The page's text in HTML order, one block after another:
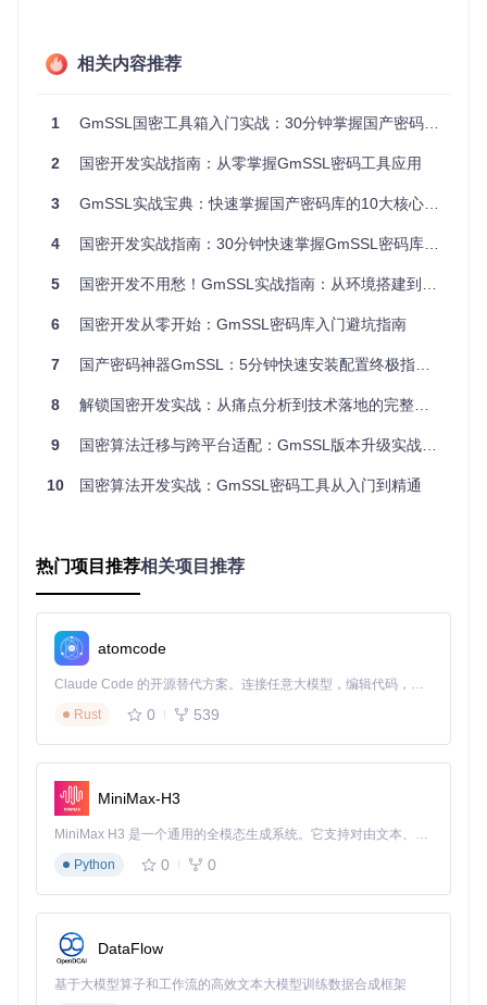
核心特性如何满足国密开发需求？
特性。它采用模块化设计，将核心算法、开发接口和工具程序
清晰分离，既保证了代码的可维护性，又为开发者提供了灵活
的使用方式。无论是对称加密、非对称加密还是哈希算法，G
mSSL都提供了高效的实现，并且支持多种工作模式，满足不
同场景的安全需求。此外，GmSSL还提供了完善的SSL协议
实现，确保网络通信的安全性。
算法应用场景对比表
算法类
代表
算法
应用场景 优势
非对称
SM2
数字签名、密钥
安全性高，密钥长
哈希算
法
数据完整性校
验、数字签名
抗碰撞性强，适合
国密场景
密
SM4
加密
数据处理
标识密
SM9
身份认证、密钥
管理
无需证书，简化密
钥管理
GmSSL采用模块化设计，核心算法、接口和工具分离
支持多种国密算法，满足不同场景的安全需求
提供完善的SSL协议实现，保障网络通信安全
如何快速搭建GmSSL开发环境？
搭建GmSSL开发环境是国密开发的第一步，下面将带你通过
简单几步完成环境配置，并体验基本功能。
获取源代码
git clone
创建构建目录并运行cmake配置：
mkdir
cmake .. # 生成Makefile
相关内容推荐
1 GmSSL国密工具箱入门实战：30分钟掌握国产密码开发
2 国密开发实战指南：从零掌握GmSSL密码工具应用
3 GmSSL实战宝典：快速掌握国产密码库的10大核心技巧
4 国密开发实战指南：30分钟快速掌握GmSSL密码库应用
5 国密开发不用愁！GmSSL实战指南：从环境搭建到合规落地（附避坑手册）
6 国密开发从零开始：GmSSL密码库入门避坑指南
7 国产密码神器GmSSL：5分钟快速安装配置终极指南 🔐
8 解锁国密开发实战：从痛点分析到技术落地的完整指南
9 国密算法迁移与跨平台适配：GmSSL版本升级实战指南
10 国密算法开发实战：GmSSL密码工具从入门到精通
热门项目推荐相关项目推荐
atomcode
Claude Code 的开源替代方案。连接任意大模型，编辑代码，运行命令，自动验证 — 全自动执行。用 Rust 构建，极致性能。 ｜ An open-source alternative to Claude Code. Connect any LLM, edit code, run commands, and verify changes — autonomously. Built in Rust for speed. Get Started
Rust
0 539
MiniMax-H3
MiniMax H3 是一个通用的全模态生成系统。它支持对由文本、图像、视频和音频组成的多模态上下文进行统一理解，并能生成分辨率高达 2K、时长可达 15 秒的带原生立体声音频的视频。得益于面向任务泛化的系统设计，H3 在预训练阶段就已具备广泛的多模态上下文理解与生成能力，能够出色地执行复杂的多模态指令。
Python
0 0
DataFlow
基于大模型算子和工作流的高效文本大模型训练数据合成框架